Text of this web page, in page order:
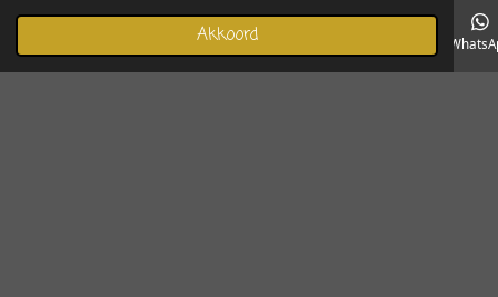
Akkoord
Telefoonnummer